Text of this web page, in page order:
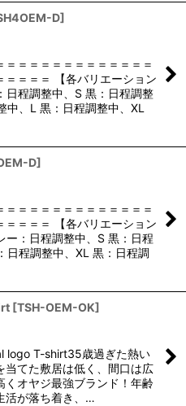
D]
＝＝＝＝＝＝＝＝＝＝＝＝＝
＝＝＝＝ 【各バリエーション
日程調整中、S 黒：日程調整
中、L 黒：日程調整中、XL
D]
＝＝＝＝＝＝＝＝＝＝＝＝＝
＝＝＝＝ 【各バリエーション
ー：日程調整中、S 黒：日程
日程調整中、XL 黒：日程調
[TSH-OEM-OK]
logo T-shirt35歳過ぎた熱い
当てた敷居は低く、間口は広
オヤジ最強ブランド！年齢
活が落ち着き、…